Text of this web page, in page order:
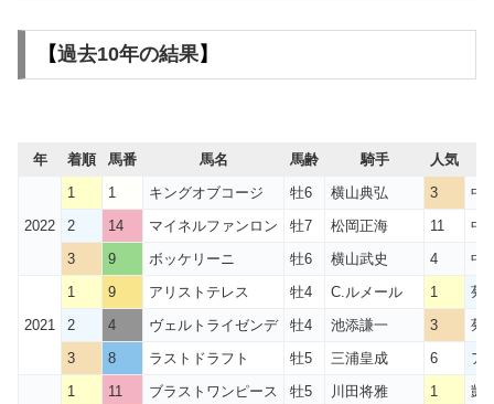
【過去10年の結果】
年 着順 馬番 馬名 馬齢 騎手 人気
2022
1 1 キングオブコージ 牡6 横山典弘 3
中
2
14 マイネルファンロン 牡7 松岡正海 11
中
3
9 ボッケリーニ 牡6 横山武史 4 中
2021
1 9 アリストテレス 牡4 C.ルメール 1
菊
2
4 ヴェルトライゼンデ 牡4 池添謙一 3
菊
3
8 ラストドラフト 牡5 三浦皇成 6 ア
1 11 ブラストワンピース 牡5 川田将雅 1
凱